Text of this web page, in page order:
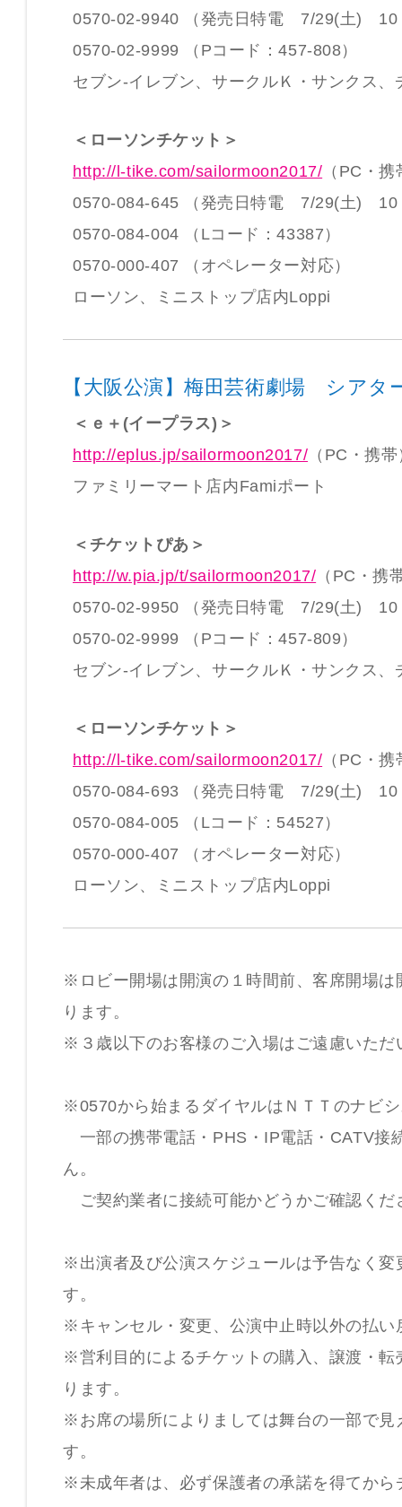
0570-02-9940 （発売日特電 7/29(土) 10
0570-02-9999 （Pコード：457-808）
セブン-イレブン、サークルＫ・サンクス、
＜ローソンチケット＞
http://l-tike.com/sailormoon2017/ （PC・
0570-084-645 （発売日特電 7/29(土) 10
0570-084-004 （Lコード：43387）
0570-000-407 （オペレーター対応）
ローソン、ミニストップ店内Loppi
【大阪公演】梅田芸術劇場 シアタ
＜ｅ＋(イープラス)＞
http://eplus.jp/sailormoon2017/ （PC・携
ファミリーマート店内Famiポート
＜チケットぴあ＞
http://w.pia.jp/t/sailormoon2017/ （PC・携
0570-02-9950 （発売日特電 7/29(土) 10
0570-02-9999 （Pコード：457-809）
セブン-イレブン、サークルＫ・サンクス、
＜ローソンチケット＞
http://l-tike.com/sailormoon2017/ （PC・
0570-084-693 （発売日特電 7/29(土) 10
0570-084-005 （Lコード：54527）
0570-000-407 （オペレーター対応）
ローソン、ミニストップ店内Loppi
※ロビー開場は開演の１時間前、客席開場は
ります。
※３歳以下のお客様のご入場はご遠慮いただ
※0570から始まるダイヤルはＮＴＴのナビ
一部の携帯電話・PHS・IP電話・CATV接
ん。
ご契約業者に接続可能かどうかご確認くだ
※出演者及び公演スケジュールは予告なく変
す。
※キャンセル・変更、公演中止時以外の払い
※営利目的によるチケットの購入、譲渡・転
ります。
※お席の場所によりましては舞台の一部で見
す。
※未成年者は、必ず保護者の承諾を得てから